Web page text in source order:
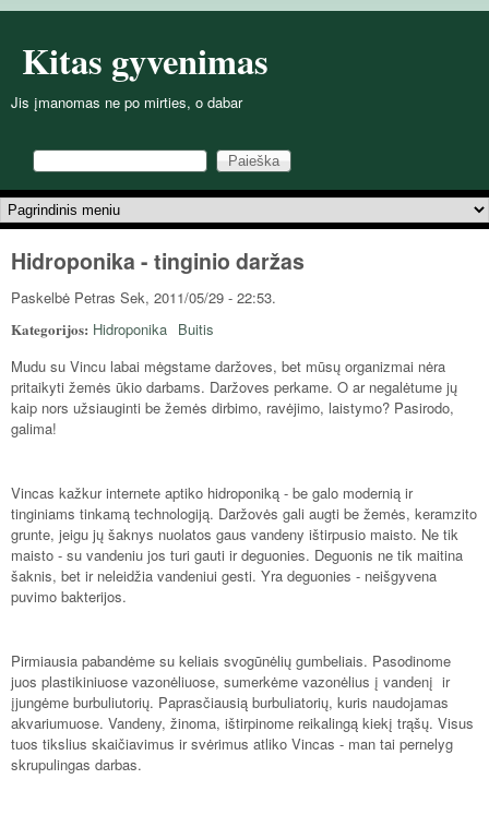
Kitas gyvenimas
Jis įmanomas ne po mirties, o dabar
Paieškos forma
Paieška
Pagrindinis meniu
Hidroponika - tinginio daržas
Paskelbė Petras Sek, 2011/05/29 - 22:53.
Kategorijos: Hidroponika Buitis
Mudu su Vincu labai mėgstame daržoves, bet mūsų organizmai nėra
pritaikyti žemės ūkio darbams. Daržoves perkame. O ar negalėtume jų
kaip nors užsiauginti be žemės dirbimo, ravėjimo, laistymo? Pasirodo,
galima!
Vincas kažkur internete aptiko hidroponiką - be galo modernią ir
tinginiams tinkamą technologiją. Daržovės gali augti be žemės, keramzito
grunte, jeigu jų šaknys nuolatos gaus vandeny ištirpusio maisto. Ne tik
maisto - su vandeniu jos turi gauti ir deguonies. Deguonis ne tik maitina
šaknis, bet ir neleidžia vandeniui gesti. Yra deguonies - neišgyvena
puvimo bakterijos.
Pirmiausia pabandėme su keliais svogūnėlių gumbeliais. Pasodinome
juos plastikiniuose vazonėliuose, sumerkėme vazonėlius į vandenį ir
įjungėme burbuliutorių. Paprasčiausią burbuliatorių, kuris naudojamas
akvariumuose. Vandeny, žinoma, ištirpinome reikalingą kiekį trąšų. Visus
tuos tikslius skaičiavimus ir svėrimus atliko Vincas - man tai pernelyg
skrupulingas darbas.